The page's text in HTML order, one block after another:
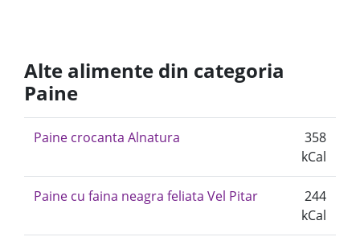
Alte alimente din categoria
Paine
Paine crocanta Alnatura
358
kCal
Paine cu faina neagra feliata Vel Pitar
244
kCal